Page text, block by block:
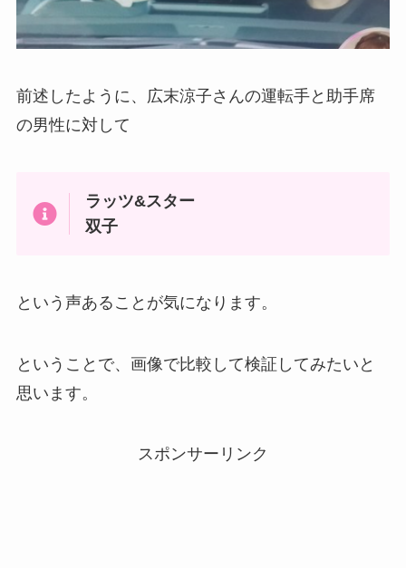
前述したように、広末涼子さんの運転手と助手席
の男性に対して
ラッツ&スター
双子
という声あることが気になります。
ということで、画像で比較して検証してみたいと
思います。
スポンサーリンク